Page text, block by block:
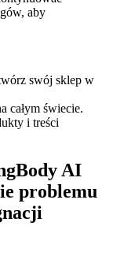
aby
swój sklep w
całym świecie.
i treści
AI
problemu